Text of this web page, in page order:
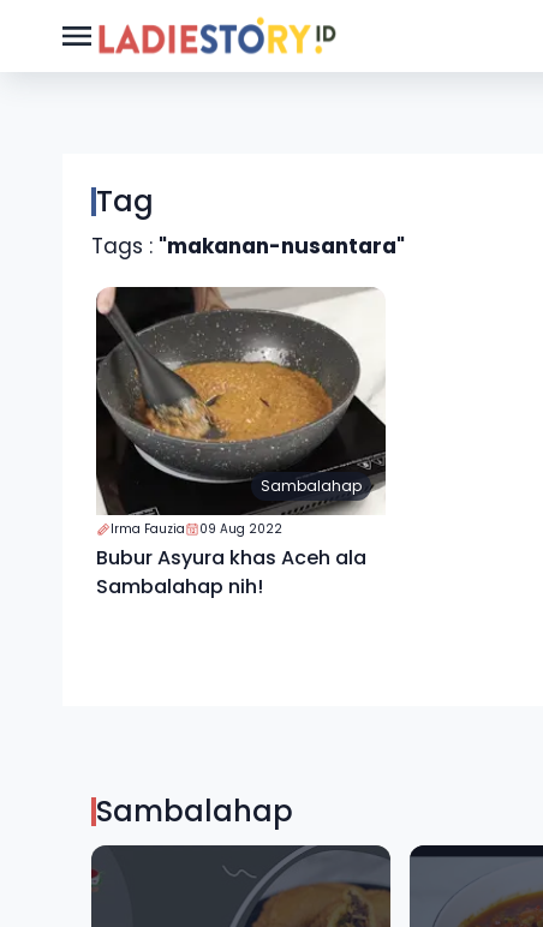
Tag
Tags : "makanan-nusantara"
Sambalahap
Irma Fauzia 09 Aug 2022
Bubur Asyura khas Aceh ala
Sambalahap nih!
Sambalahap